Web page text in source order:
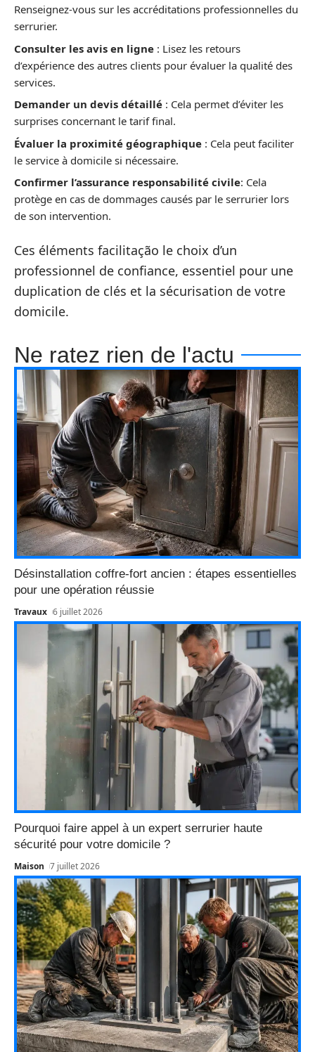
Renseignez-vous sur les accréditations professionnelles du
serrurier.
Consulter les avis en ligne : Lisez les retours
d’expérience des autres clients pour évaluer la qualité des
services.
Demander un devis détaillé : Cela permet d’éviter les
surprises concernant le tarif final.
Évaluer la proximité géographique : Cela peut faciliter
le service à domicile si nécessaire.
Confirmer l’assurance responsabilité civile: Cela
protège en cas de dommages causés par le serrurier lors
de son intervention.
Ces éléments facilitação le choix d’un
professionnel de confiance, essentiel pour une
duplication de clés et la sécurisation de votre
domicile.
Ne ratez rien de l'actu
Désinstallation coffre-fort ancien : étapes essentielles
pour une opération réussie
Travaux 6 juillet 2026
Pourquoi faire appel à un expert serrurier haute
sécurité pour votre domicile ?
Maison 7 juillet 2026